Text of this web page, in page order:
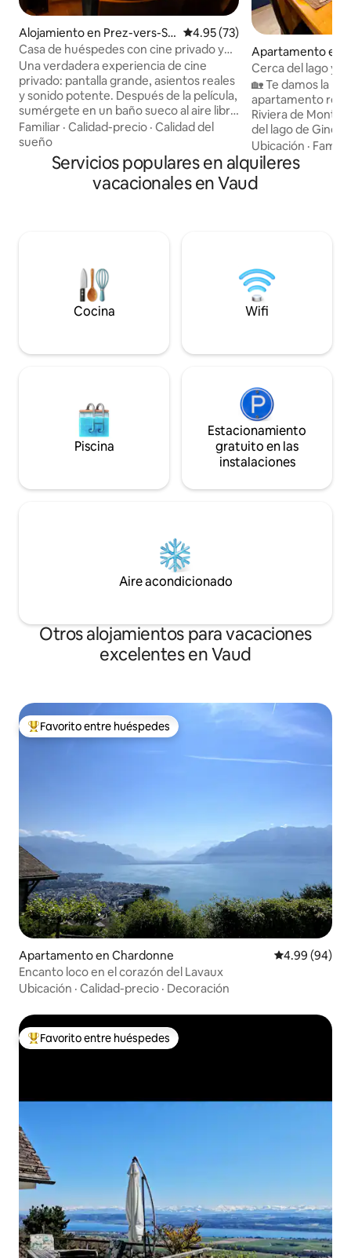
Alojamiento en Prez-vers-Siv
iriez
Calificación promedio: 4.95 de
4.95 (73)
Casa de huéspedes con cine privado y
baño sueco
Una verdadera experiencia de cine
privado: pantalla grande, asientos reales
y sonido potente. Después de la película,
sumérgete en un baño sueco al aire libre
humeante. L'Entracte, sugerida por
«L'Instant Clé», es una villa de 70 m² que
ofrece un refugio con una sala de cine
de siete asientos, un proyector de última
generación, un sistema de sonido y una
combinados. El lugar tiene capacidad
para 5 personas.
Familiar · Calidad-precio · Calidad del
sueño
Apartamento en
Cerca del lago y
nuevo y cómodo
🏡 Te damos la
apartamento
Riviera de
del lago de Ginebra. Una casa
para hasta 4
privada,
tablas de surf de
directamente al lago. Los
la estación de
autobús a unos
Ubicación ·
Servicios populares en alquileres
vacacionales en Vaud
Cocina Wifi
Piscina
Estacionamiento
gratuito en las
instalaciones
Aire acondicionado
Otros alojamientos para vacaciones
excelentes en Vaud
Favorito entre huéspedes preferido
Favorito entre huéspedes
Apartamento en Chardonne Calificación
4.99 (94)
Encanto loco en el corazón del Lavaux
Ubicación · Calidad-precio · Decoración
Favorito entre huéspedes preferido
Favorito entre huéspedes